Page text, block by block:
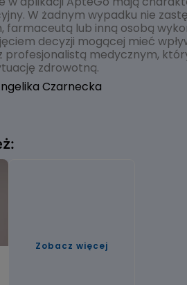
W żadnym wypadku nie
farmaceutą lub inną osobą
decyzji mogącej mieć
profesjonalistą medycznym,
zdrowotną.
Czarnecka
– przyczyny,
Zobacz więcej